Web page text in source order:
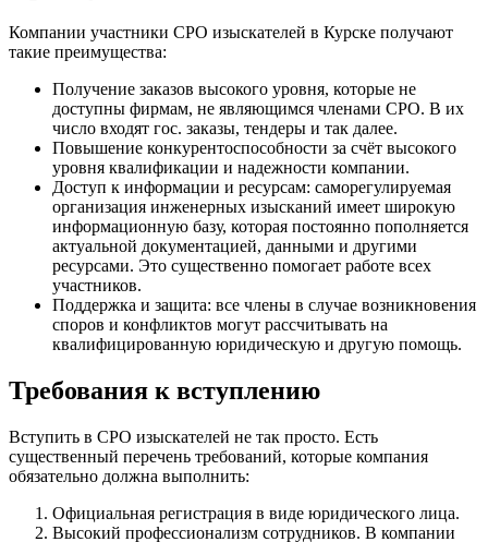
Компании участники СРО изыскателей в Курске получают
такие преимущества:
Получение заказов высокого уровня, которые не
доступны фирмам, не являющимся членами СРО. В их
число входят гос. заказы, тендеры и так далее.
Повышение конкурентоспособности за счёт высокого
уровня квалификации и надежности компании.
Доступ к информации и ресурсам: саморегулируемая
организация инженерных изысканий имеет широкую
информационную базу, которая постоянно пополняется
актуальной документацией, данными и другими
ресурсами. Это существенно помогает работе всех
участников.
Поддержка и защита: все члены в случае возникновения
споров и конфликтов могут рассчитывать на
квалифицированную юридическую и другую помощь.
Требования к вступлению
Вступить в СРО изыскателей не так просто. Есть
существенный перечень требований, которые компания
обязательно должна выполнить:
Официальная регистрация в виде юридического лица.
Высокий профессионализм сотрудников. В компании